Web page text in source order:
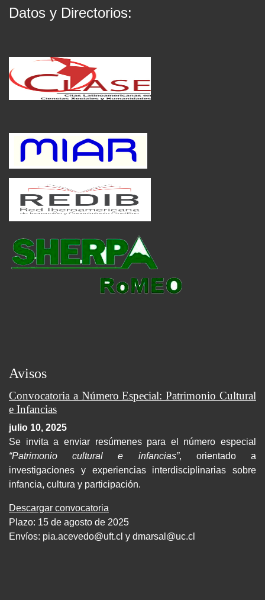
Datos y Directorios:
Avisos
Convocatoria a Número Especial: Patrimonio Cultural
e Infancias
julio 10, 2025
Se invita a enviar resúmenes para el número especial
“Patrimonio cultural e infancias”, orientado a
investigaciones y experiencias interdisciplinarias sobre
infancia, cultura y participación.
Descargar convocatoria
Plazo: 15 de agosto de 2025
Envíos: pia.acevedo@uft.cl y dmarsal@uc.cl